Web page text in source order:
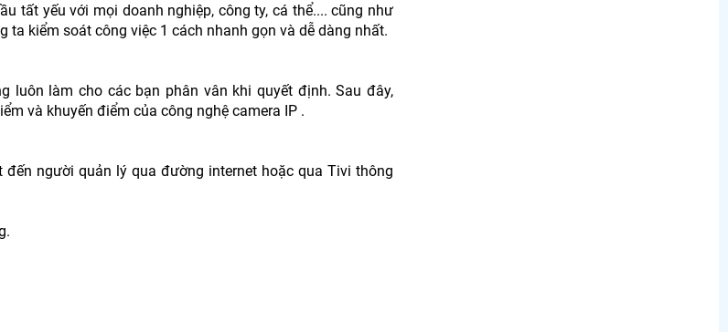
tất yếu với mọi doanh nghiệp, công ty, cá thể.... cũng như
kiểm soát công việc 1 cách nhanh gọn và dễ dàng nhất.
luôn làm cho các bạn phân vân khi quyết định. Sau đây,
và khuyến điểm của công nghệ camera IP .
người quản lý qua đường internet hoặc qua Tivi thông